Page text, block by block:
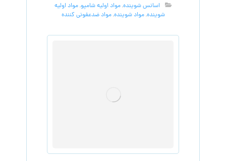
اسانس شوینده,مواد اولیه شامپو,مواد اولیه
شوینده,مواد شوینده,مواد ضدعفونی کننده